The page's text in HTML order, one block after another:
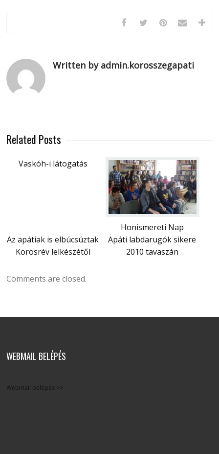
Written by admin.korosszegapati
Related Posts
Vaskóh-i látogatás
Honismereti Nap
Az apátiak is elbúcsúztak
Körösrév lelkészétől
Apáti labdarugók sikere
2010 tavaszán
Comments are closed.
WEBMAIL BELÉPÉS
Webmail belépés >>